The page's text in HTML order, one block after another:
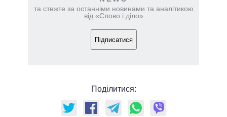
та стежте за останніми новинами та аналітикою
від «Слово і діло»
Підписатися
Поділитися: